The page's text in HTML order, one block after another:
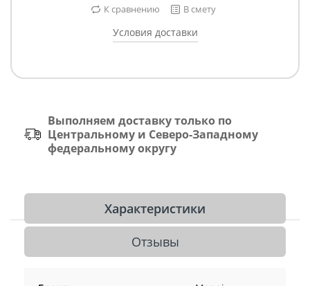
К сравнению В смету
Условия доставки
Выполняем доставку только по
Центральному и Северо-Западному
федеральному округу
Характеристики
Отзывы